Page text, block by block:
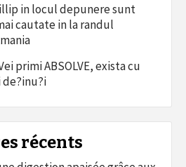
in locul depunere sunt
cautate in la randul
primi ABSOLVE, exista cu
de?inu?i
récents